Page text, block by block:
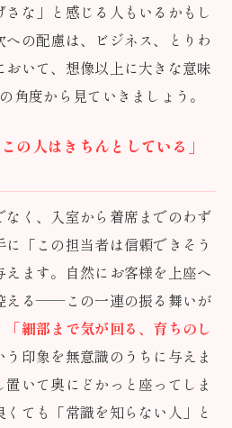
さな」と感じる人もいるかもし
の配慮は、ビジネス、とりわ
おいて、想像以上に大きな意味
角度から見ていきましょう。
の人はきちんとしている」
く、入室から着席までのわず
「この担当者は信頼できそう
ます。自然にお客様を上座へ
える——この一連の振る舞いが
「細部まで気が回る、育ちのし
う印象を無意識のうちに与えま
いて奥にどかっと座ってしま
ても「常識を知らない人」と